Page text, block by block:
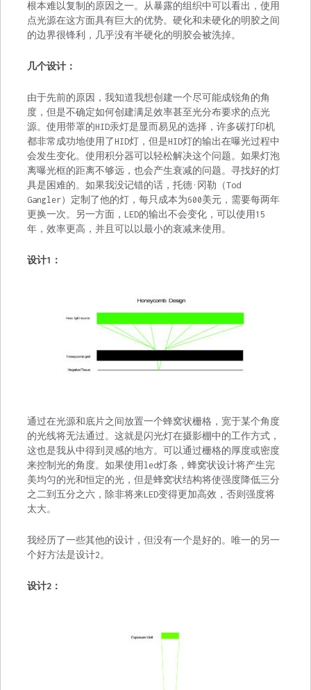
根本难以复制的原因之一。从暴露的组织中可以看出，使用
点光源在这方面具有巨大的优势。硬化和未硬化的明胶之间
的边界很锋利，几乎没有半硬化的明胶会被洗掉。
几个设计：
由于先前的原因，我知道我想创建一个尽可能成锐角的角
度，但是不确定如何创建满足效率甚至光分布要求的点光
源。使用带罩的HID汞灯是显而易见的选择，许多碳打印机
都非常成功地使用了HID灯，但是HID灯的输出在曝光过程中
会发生变化。使用积分器可以轻松解决这个问题。如果灯泡
离曝光框的距离不够远，也会产生衰减的问题。寻找好的灯
具是困难的。如果我没记错的话，托德·冈勒（Tod
Gangler）定制了他的灯，每只成本为600美元，需要每两年
更换一次。另一方面，LED的输出不会变化，可以使用15
年，效率更高，并且可以以最小的衰减来使用。
设计1：
通过在光源和底片之间放置一个蜂窝状栅格，宽于某个角度
的光线将无法通过。这就是闪光灯在摄影棚中的工作方式，
这也是我从中得到灵感的地方。可以通过栅格的厚度或密度
来控制光的角度。如果使用led灯条，蜂窝状设计将产生完
美均匀的光和恒定的光，但是蜂窝状结构将使强度降低三分
之二到五分之六，除非将来LED变得更加高效，否则强度将
太大。
我经历了一些其他的设计，但没有一个是好的。唯一的另一
个好方法是设计2。
设计2：